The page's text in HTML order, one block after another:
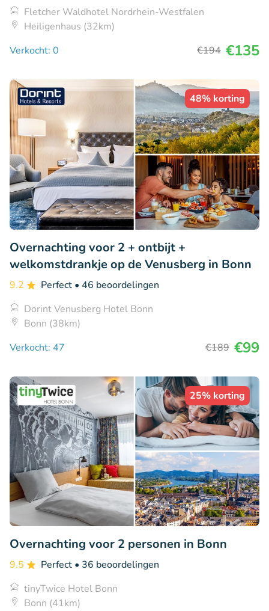
Fletcher Waldhotel Nordrhein-Westfalen
Heiligenhaus (32km)
Verkocht: 0
€194 €135
48% korting
Overnachting voor 2 + ontbijt +
welkomstdrankje op de Venusberg in Bonn
9.2 Perfect • 46 beoordelingen
Dorint Venusberg Hotel Bonn
Bonn (38km)
Verkocht: 47
€189 €99
25% korting
Overnachting voor 2 personen in Bonn
9.5 Perfect • 36 beoordelingen
tinyTwice Hotel Bonn
Bonn (41km)